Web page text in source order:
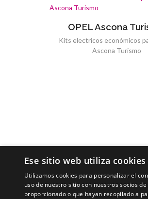
OPEL Ascona
Kits electricos económicos
Ascona Turismo
Ese sitio web utiliza cookies
Utilizamos cookies para personalizar el
uso de nuestro sitio con nuestros socios
proporcionado o que hayan recopilado a